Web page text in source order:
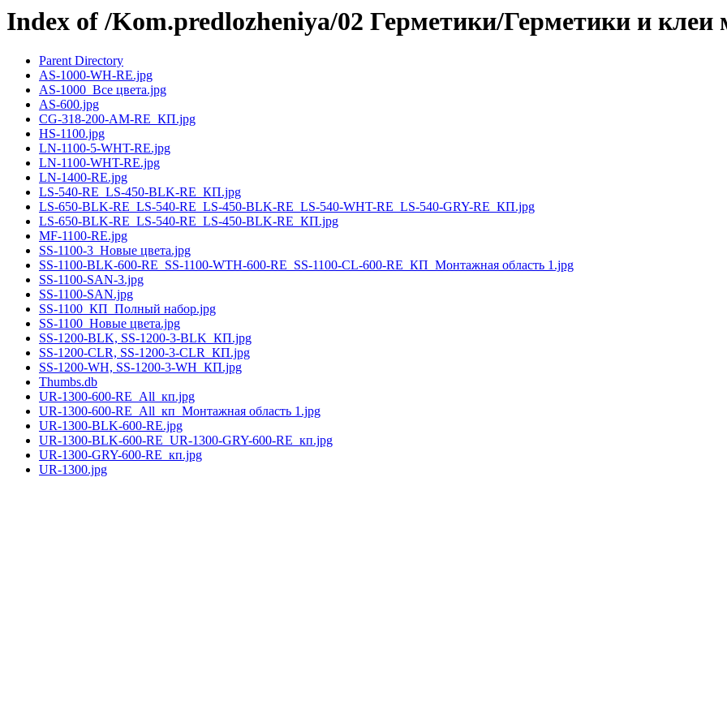
Index of /Kom.predlozheniya/02 Герметики/Герметики и
Parent Directory
AS-1000-WH-RE.jpg
AS-1000_Все цвета.jpg
AS-600.jpg
CG-318-200-AM-RE_КП.jpg
HS-1100.jpg
LN-1100-5-WHT-RE.jpg
LN-1100-WHT-RE.jpg
LN-1400-RE.jpg
LS-540-RE_LS-450-BLK-RE_КП.jpg
LS-650-BLK-RE_LS-540-RE_LS-450-BLK-RE_LS-540-WHT-RE_LS-540-GRY-RE_КП.jpg
LS-650-BLK-RE_LS-540-RE_LS-450-BLK-RE_КП.jpg
MF-1100-RE.jpg
SS-1100-3_Новые цвета.jpg
SS-1100-BLK-600-RE_SS-1100-WTH-600-RE_SS-1100-CL-600-RE_КП_Монтажная область 1.jpg
SS-1100-SAN-3.jpg
SS-1100-SAN.jpg
SS-1100_КП_Полный набор.jpg
SS-1100_Новые цвета.jpg
SS-1200-BLK, SS-1200-3-BLK_КП.jpg
SS-1200-CLR, SS-1200-3-CLR_КП.jpg
SS-1200-WH, SS-1200-3-WH_КП.jpg
Thumbs.db
UR-1300-600-RE_All_кп.jpg
UR-1300-600-RE_All_кп_Монтажная область 1.jpg
UR-1300-BLK-600-RE.jpg
UR-1300-BLK-600-RE_UR-1300-GRY-600-RE_кп.jpg
UR-1300-GRY-600-RE_кп.jpg
UR-1300.jpg